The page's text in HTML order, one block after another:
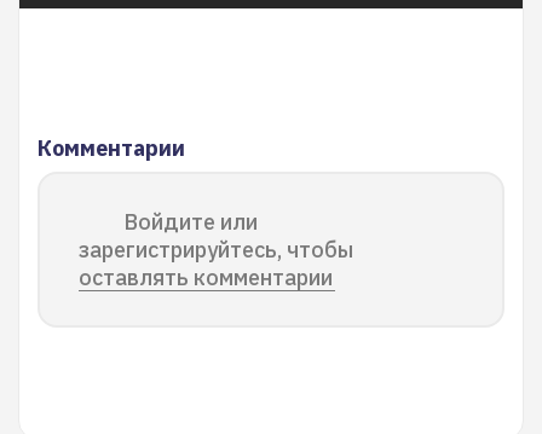
Комментарии
Войдите или
зарегистрируйтесь, чтобы
оставлять комментарии